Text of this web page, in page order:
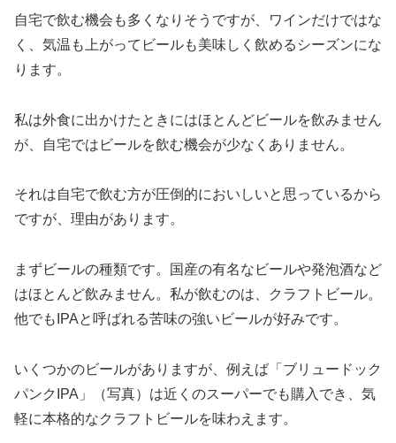
自宅で飲む機会も多くなりそうですが、ワインだけではな
く、気温も上がってビールも美味しく飲めるシーズンにな
ります。
私は外食に出かけたときにはほとんどビールを飲みません
が、自宅ではビールを飲む機会が少なくありません。
それは自宅で飲む方が圧倒的においしいと思っているから
ですが、理由があります。
まずビールの種類です。国産の有名なビールや発泡酒など
はほとんど飲みません。私が飲むのは、クラフトビール。
他でもIPAと呼ばれる苦味の強いビールが好みです。
いくつかのビールがありますが、例えば「ブリュードック
パンクIPA」（写真）は近くのスーパーでも購入でき、気
軽に本格的なクラフトビールを味わえます。